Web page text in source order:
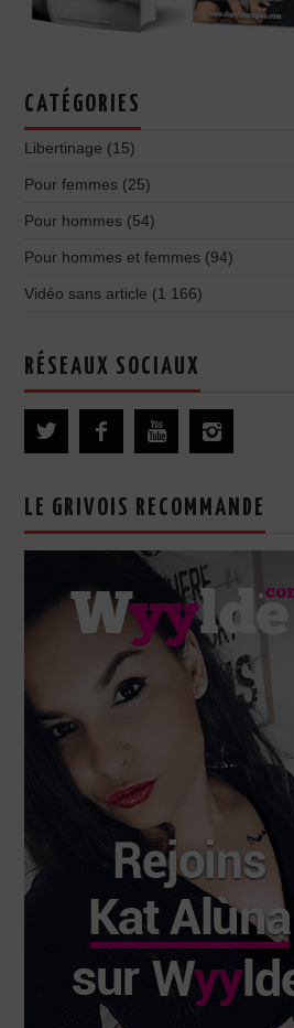
CATÉGORIES
Libertinage (15)
Pour femmes (25)
Pour hommes (54)
Pour hommes et femmes (94)
Vidéo sans article (1 166)
RÉSEAUX SOCIAUX
LE GRIVOIS RECOMMANDE